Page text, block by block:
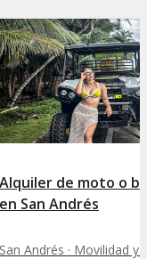
Alquiler de moto o
en San Andrés